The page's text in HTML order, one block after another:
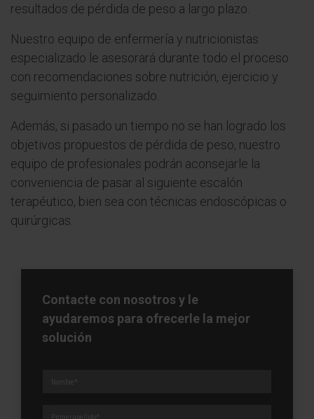
resultados de pérdida de peso a largo plazo.
Nuestro equipo de enfermería y nutricionistas
especializado le asesorará durante todo el proceso
con recomendaciones sobre nutrición, ejercicio y
seguimiento personalizado.
Además, si pasado un tiempo no se han logrado los
objetivos propuestos de pérdida de peso, nuestro
equipo de profesionales podrán aconsejarle la
conveniencia de pasar al siguiente escalón
terapéutico, bien sea con técnicas endoscópicas o
quirúrgicas.
Contacte con nosotros y le
ayudaremos para ofrecerle la mejor
solución